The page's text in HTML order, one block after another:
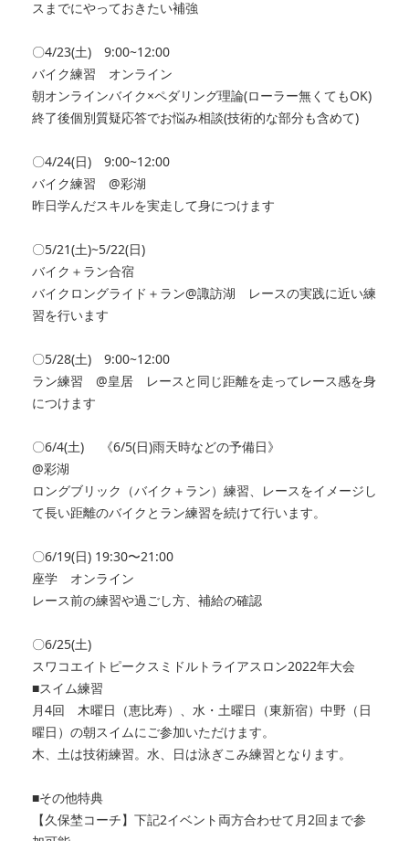
スまでにやっておきたい補強
〇4/23(土) 9:00~12:00
バイク練習 オンライン
朝オンラインバイク×ペダリング理論(ローラー無くてもOK)
終了後個別質疑応答でお悩み相談(技術的な部分も含めて)
〇4/24(日) 9:00~12:00
バイク練習 @彩湖
昨日学んだスキルを実走して身につけます
〇5/21(土)~5/22(日)
バイク＋ラン合宿
バイクロングライド＋ラン@諏訪湖 レースの実践に近い練
習を行います
〇5/28(土) 9:00~12:00
ラン練習 @皇居 レースと同じ距離を走ってレース感を身
につけます
〇6/4(土) 《6/5(日)雨天時などの予備日》
@彩湖
ロングブリック（バイク＋ラン）練習、レースをイメージし
て長い距離のバイクとラン練習を続けて行います。
〇6/19(日) 19:30〜21:00
座学 オンライン
レース前の練習や過ごし方、補給の確認
〇6/25(土)
スワコエイトピークスミドルトライアスロン2022年大会
■スイム練習
月4回 木曜日（恵比寿）、水・土曜日（東新宿）中野（日
曜日）の朝スイムにご参加いただけます。
木、土は技術練習。水、日は泳ぎこみ練習となります。
■その他特典
【久保埜コーチ】下記2イベント両方合わせて月2回まで参